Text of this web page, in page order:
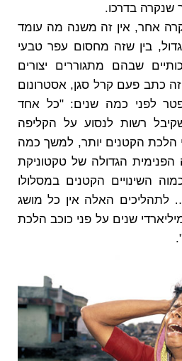
שנקרה בדרכו.
אחר, אין זה משנה מה עומד
בין שזה מחסום עפר טבעי
שבהם מתגוררים יצורים
זה כתב פעם קרל סגן, אסטרונום
לפני כמה שנים: "כל אחד
רשות לנסוע על הקליפה
הלכת הקטנים יותר, למשך כמה
הגדולה של טקטוניקת
השינויים הקטנים במסלולו
לתהליכים האלה אין כל מושג
שנים על פני כוכב הלכת